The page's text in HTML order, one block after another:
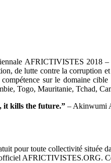
AFRICTIVISTES 2018
de lutte contre la corruption
sur le domaine
Togo, Mauritanie, Tchad,
it kills the future.” – Akinwumi
pour toute collectivité située
AFRICTIVISTES.ORG.